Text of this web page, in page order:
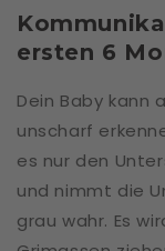
ersten 6
Dein Baby kann
unscharf
es nur den
und nimmt die
grau wahr. Es